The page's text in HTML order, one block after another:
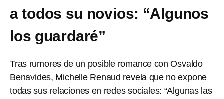
a todos su novios: “Algunos
los guardaré”
Tras rumores de un posible romance con Osvaldo
Benavides, Michelle Renaud revela que no expone
todas sus relaciones en redes sociales: “Algunas las